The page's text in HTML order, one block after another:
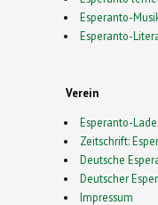
Esperanto-
Esperanto-
Verein
Esperanto-
Zeitschrift:
Deutsche
Deutscher
Impressum